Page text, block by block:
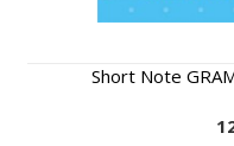
Short Note